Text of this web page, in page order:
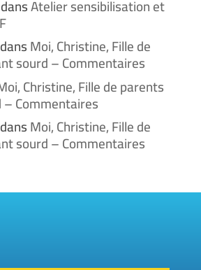
dansAtelier sensibilisation et
Moi, Christine, Fille de
sourd – Commentaires
Christine, Fille de parents
– Commentaires
Moi, Christine, Fille de
sourd – Commentaires